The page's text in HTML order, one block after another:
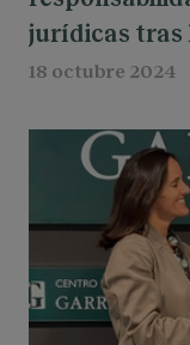
jurídicas tras
Penal.
18 octubre 2024